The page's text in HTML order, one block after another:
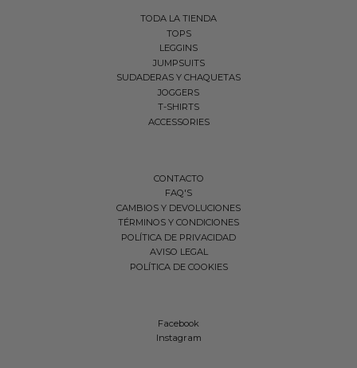
TODA LA TIENDA
TOPS
LEGGINS
JUMPSUITS
SUDADERAS Y CHAQUETAS
JOGGERS
T-SHIRTS
ACCESSORIES
CONTACTO
FAQ'S
CAMBIOS Y DEVOLUCIONES
TÉRMINOS Y CONDICIONES
POLÍTICA DE PRIVACIDAD
AVISO LEGAL
POLÍTICA DE COOKIES
Facebook
Instagram